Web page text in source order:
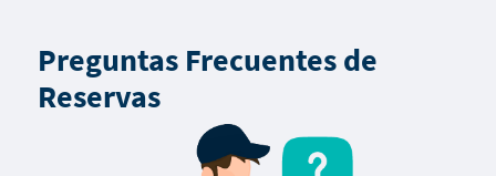
Preguntas Frecuentes de
Reservas